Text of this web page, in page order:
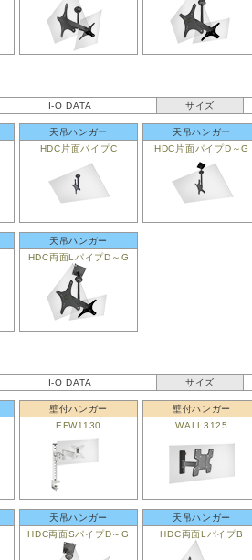
I-O DATA サイズ
天吊ハンガー
HDC片面パイプC
天吊ハンガー
HDC片面パイプD～G
天吊ハンガー
HDC両面LパイプD～G
I-O DATA サイズ
壁付ハンガー
EFW1130
壁付ハンガー
WALL3125
天吊ハンガー
HDC両面SパイプD～G
天吊ハンガー
HDC両面LパイプB